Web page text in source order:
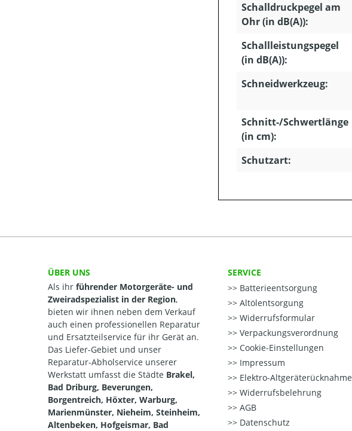
Schalldruckpegel am
Ohr (in dB(A)):
Schallleistungspegel
(in dB(A)):
Schneidwerkzeug:
Schnitt-/Schwertlänge
(in cm):
Schutzart:
ÜBER UNS
Als ihr führender Motorgeräte- und
Zweiradspezialist in der Region,
bieten wir ihnen neben dem Verkauf
auch einen professionellen Reparatur
und Ersatzteilservice für ihr Gerät an.
Das Liefer-Gebiet und unser
Reparatur-Abholservice unserer
Werkstatt umfasst die Städte Brakel,
Bad Driburg, Beverungen,
Borgentreich, Höxter, Warburg,
Marienmünster, Nieheim, Steinheim,
Altenbeken, Hofgeismar, Bad
SERVICE
Batterieentsorgung
Altölentsorgung
Widerrufsformular
Verpackungsverordnung
Cookie-Einstellungen
Impressum
Elektro-Altgeräterücknahme
Widerrufsbelehrung
AGB
Datenschutz